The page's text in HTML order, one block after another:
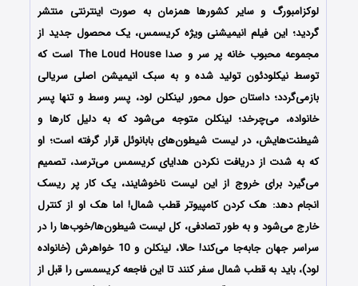
لوکزامبورگ و سایر کشورها همزمان به صورت اینترنتی منتشر
گردید؛این فیلم انیمیشنی ویژه کریسمس، یک محصول جدید از
مجموعه محبوب خانه پر سر و صدا The Loud House است که
توسط نیکلودئون تولید شده و به سبک انیمیشن اصلی سریالی
بازمی‌گردد؛ داستان حول محور لینکلن لود، پسر وسط و تنها پسر
خانواده، می‌چرخد؛ لینکلن متوجه می‌شود که به دلیل کارها و
شیطنت‌هایش، در لیست شیطون‌های بابانوئل قرار گرفته است؛ او
که به شدت از دریافت نکردن هدایای کریسمس می‌ترسد، تصمیم
می‌گیرد برای خروج از این لیست ناخوشایند، یک کار پر ریسک
انجام دهد: هک کردن کامپیوتر قطب شمال! اما هک او از کنترل
خارج می‌شود و به طور تصادفی، کل لیست شیطون‌ها/خوب‌ها را در
سراسر جهان جابه‌جا می‌کند! حالا، لینکلن و 10 خواهرش (خانواده
لود)، باید به قطب شمال سفر کنند تا این فاجعه کریسمسی را قبل از